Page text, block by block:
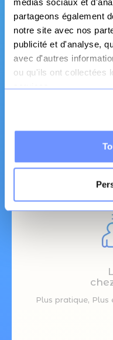
partageons également
notre site avec nos
publicité et d'analyse,
avec d'autres
ou qu'ils ont collectées
services.
Plus pratique,